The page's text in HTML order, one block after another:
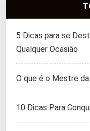
5 Dicas para se
Qualquer Ocasião
O que é o Mestre
10 Dicas Para